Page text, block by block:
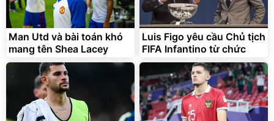
Man Utd và bài toán khó
mang tên Shea Lacey
Luis Figo yêu cầu Chủ tịch
FIFA Infantino từ chức